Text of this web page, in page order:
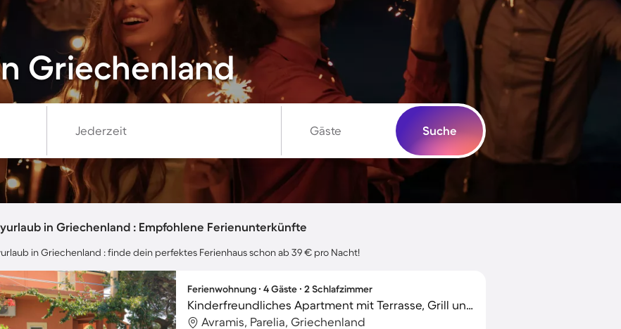
Griechenland
Jederzeit Gäste Suche
in Griechenland : Empfohlene Ferienunterkünfte
in Griechenland : finde dein perfektes Ferienhaus schon ab 39 € pro Nacht!
Ferienwohnung ∙ 4 Gäste ∙ 2 Schlafzimmer
Kinderfreundliches Apartment mit Terrasse, Grill und Garten | Meerblick | Strand in der Nähe
Avramis, Parelia, Griechenland